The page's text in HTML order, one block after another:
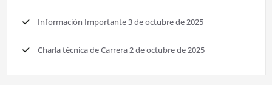
Información Importante3 de octubre de 2025
Charla técnica de Carrera2 de octubre de 2025